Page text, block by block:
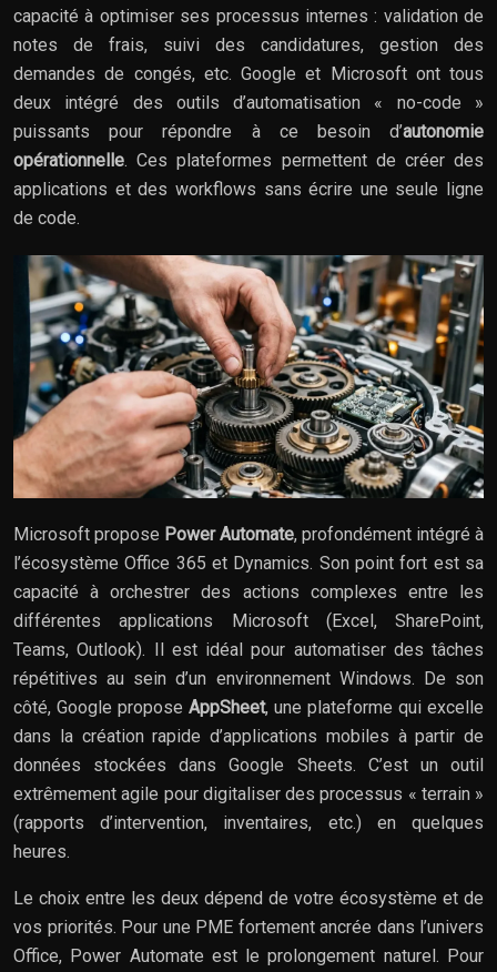
capacité à optimiser ses processus internes : validation de
notes de frais, suivi des candidatures, gestion des
demandes de congés, etc. Google et Microsoft ont tous
deux intégré des outils d’automatisation « no-code »
puissants pour répondre à ce besoin d’autonomie
opérationnelle. Ces plateformes permettent de créer des
applications et des workflows sans écrire une seule ligne
de code.
Microsoft propose Power Automate, profondément intégré à
l’écosystème Office 365 et Dynamics. Son point fort est sa
capacité à orchestrer des actions complexes entre les
différentes applications Microsoft (Excel, SharePoint,
Teams, Outlook). Il est idéal pour automatiser des tâches
répétitives au sein d’un environnement Windows. De son
côté, Google propose AppSheet, une plateforme qui excelle
dans la création rapide d’applications mobiles à partir de
données stockées dans Google Sheets. C’est un outil
extrêmement agile pour digitaliser des processus « terrain »
(rapports d’intervention, inventaires, etc.) en quelques
heures.
Le choix entre les deux dépend de votre écosystème et de
vos priorités. Pour une PME fortement ancrée dans l’univers
Office, Power Automate est le prolongement naturel. Pour